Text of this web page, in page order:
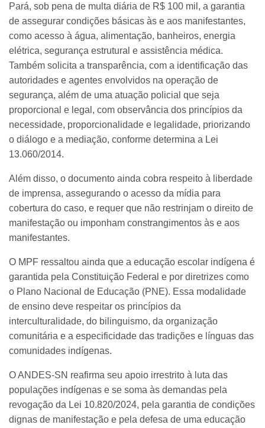
Pará, sob pena de multa diária de R$ 100 mil, a garantia
de assegurar condições básicas às e aos manifestantes,
como acesso à água, alimentação, banheiros, energia
elétrica, segurança estrutural e assistência médica.
Também solicita a transparência, com a identificação das
autoridades e agentes envolvidos na operação de
segurança, além de uma atuação policial que seja
proporcional e legal, com observância dos princípios da
necessidade, proporcionalidade e legalidade, priorizando
o diálogo e a mediação, conforme determina a Lei
13.060/2014.
Além disso, o documento ainda cobra respeito à liberdade
de imprensa, assegurando o acesso da mídia para
cobertura do caso, e requer que não restrinjam o direito de
manifestação ou imponham constrangimentos às e aos
manifestantes.
O MPF ressaltou ainda que a educação escolar indígena é
garantida pela Constituição Federal e por diretrizes como
o Plano Nacional de Educação (PNE). Essa modalidade
de ensino deve respeitar os princípios da
interculturalidade, do bilinguismo, da organização
comunitária e a especificidade das tradições e línguas das
comunidades indígenas.
O ANDES-SN reafirma seu apoio irrestrito à luta das
populações indígenas e se soma às demandas pela
revogação da Lei 10.820/2024, pela garantia de condições
dignas de manifestação e pela defesa de uma educação